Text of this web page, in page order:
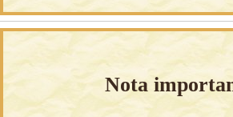
Nota